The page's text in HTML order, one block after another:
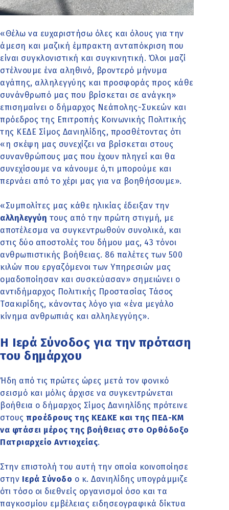
«Θέλω να ευχαριστήσω όλες και όλους για την
άμεση και μαζική έμπρακτη ανταπόκριση που
είναι συγκλονιστική και συγκινητική. Όλοι μαζί
στέλνουμε ένα αληθινό, βροντερό μήνυμα
αγάπης, αλληλεγγύης και προσφοράς προς κάθε
συνάνθρωπό μας που βρίσκεται σε ανάγκη»
επισημαίνει ο δήμαρχος Νεάπολης-Συκεών και
πρόεδρος της Επιτροπής Κοινωνικής Πολιτικής
της ΚΕΔΕ Σίμος Δανιηλίδης, προσθέτοντας ότι
«η σκέψη μας συνεχίζει να βρίσκεται στους
συνανθρώπους μας που έχουν πληγεί και θα
συνεχίσουμε να κάνουμε ό,τι μπορούμε και
περνάει από το χέρι μας για να βοηθήσουμε».
«Συμπολίτες μας κάθε ηλικίας έδειξαν την
αλληλεγγύη τους από την πρώτη στιγμή, με
αποτέλεσμα να συγκεντρωθούν συνολικά, και
στις δύο αποστολές του δήμου μας, 43 τόνοι
ανθρωπιστικής βοήθειας. 86 παλέτες των 500
κιλών που εργαζόμενοι των Υπηρεσιών μας
ομαδοποίησαν και συσκεύασαν» σημειώνει ο
αντιδήμαρχος Πολιτικής Προστασίας Τάσος
Τσακιρίδης, κάνοντας λόγο για «ένα μεγάλο
κίνημα ανθρωπιάς και αλληλεγγύης».
Η Ιερά Σύνοδος για την πρόταση
του δημάρχου
Ήδη από τις πρώτες ώρες μετά τον φονικό
σεισμό και μόλις άρχισε να συγκεντρώνεται
βοήθεια ο δήμαρχος Σίμος Δανιηλίδης πρότεινε
στους προέδρους της ΚΕΔΚΕ και της ΠΕΔ-ΚΜ
να φτάσει μέρος της βοήθειας στο Ορθόδοξο
Πατριαρχείο Αντιοχείας.
Στην επιστολή του αυτή την οποία κοινοποίησε
στην Ιερά Σύνοδο ο κ. Δανιηλίδης υπογράμμιζε
ότι τόσο οι διεθνείς οργανισμοί όσο και τα
παγκοσμίου εμβέλειας ειδησεογραφικά δίκτυα